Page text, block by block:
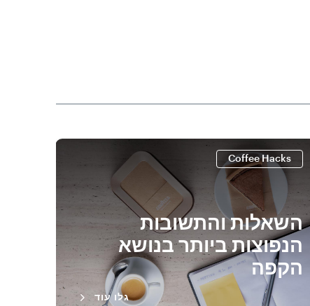
Coffee Hacks
השאלות והתשובות
הנפוצות ביותר בנושא
הקפה
גלו עוד